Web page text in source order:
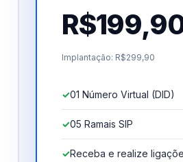
Implantação: R$299,90
01 Número Virtual (DID)
05 Ramais SIP
Receba e realize